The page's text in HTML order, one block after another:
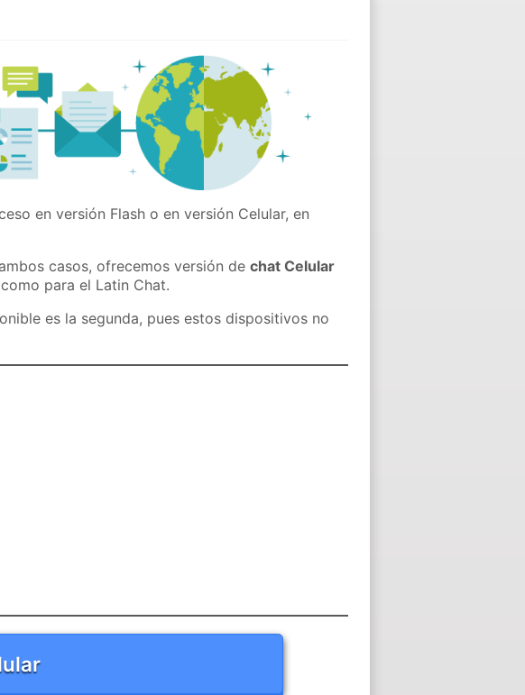
en versión Flash o en versión Celular, en
casos, ofrecemos versión dechat Celular
para el Latin Chat.
es la segunda, pues estos dispositivos no